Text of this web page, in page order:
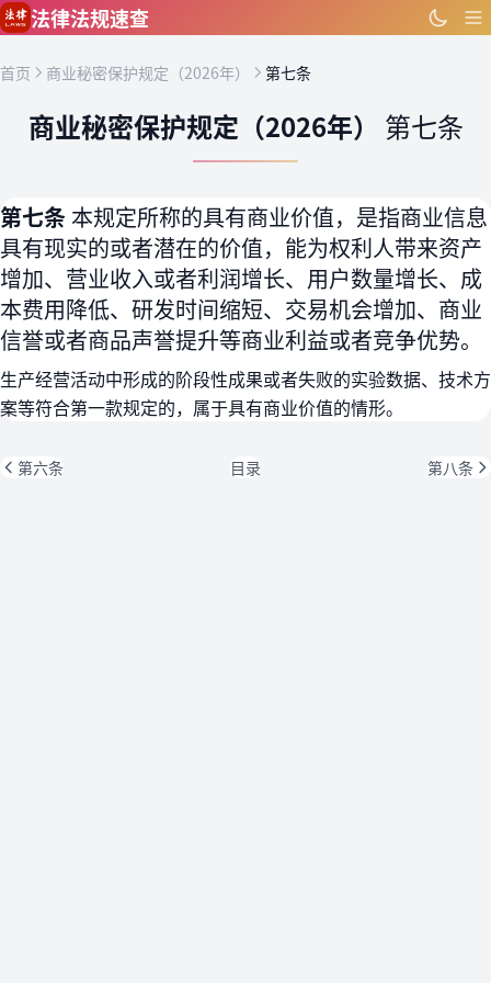
跳到主要内容
法律法规速查
首页 商业秘密保护规定（2026年） 第七条
商业秘密保护规定（2026年） 第七条
第七条 本规定所称的具有商业价值，是指商业信息
具有现实的或者潜在的价值，能为权利人带来资产
增加、营业收入或者利润增长、用户数量增长、成
本费用降低、研发时间缩短、交易机会增加、商业
信誉或者商品声誉提升等商业利益或者竞争优势。
生产经营活动中形成的阶段性成果或者失败的实验数据、技术方
案等符合第一款规定的，属于具有商业价值的情形。
第六条 目录 第八条